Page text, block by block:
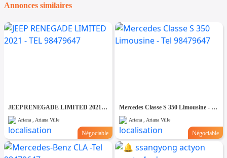
Annonces similaires
JEEP RENEGADE LIMITED 2021 - TEL 98479647
Ariana , Ariana Ville
Négociable
Mercedes Classe S 350 Limousine - Tel 98479647
Ariana , Ariana Ville
Négociable